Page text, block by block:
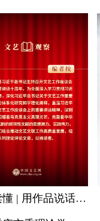
一图读懂 | 用作品说话最有底气